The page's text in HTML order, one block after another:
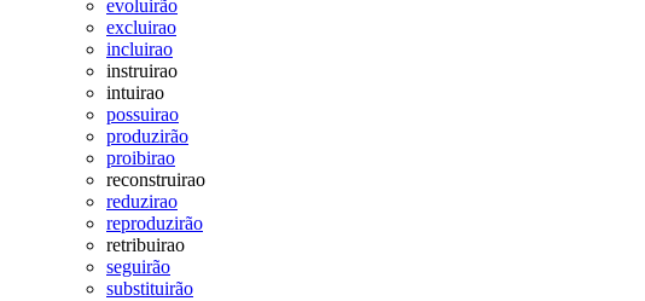
evoluirão
excluirao
incluirao
instruirao
intuirao
possuirao
produzirão
proibirao
reconstruirao
reduzirao
reproduzirão
retribuirao
seguirão
substituirão